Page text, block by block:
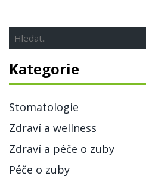
Kategorie
Stomatologie
Zdraví a wellness
Zdraví a péče o zuby
Péče o zuby